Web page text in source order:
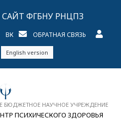
ФГБНУ РНЦПЗ
ВК ОБРАТНАЯ СВЯЗЬ
English version
БЮДЖЕТНОЕ НАУЧНОЕ УЧРЕЖДЕНИЕ
ПСИХИЧЕСКОГО ЗДОРОВЬЯ